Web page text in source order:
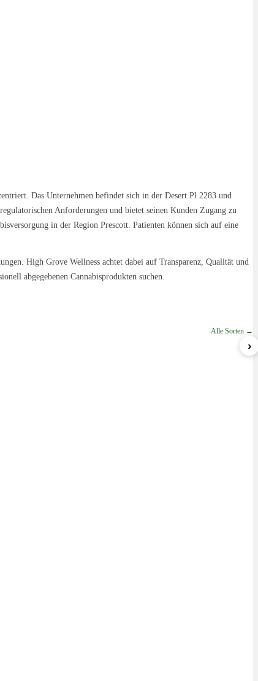
Das Unternehmen befindet sich in der Desert Pl 2283 und
Anforderungen und bietet seinen Kunden Zugang zu
in der Region Prescott. Patienten können sich auf eine
High Grove Wellness achtet dabei auf Transparenz, Qualität und
abgegebenen Cannabisprodukten suchen.
Alle Sorten →
Lemon Cream Sherbert
›